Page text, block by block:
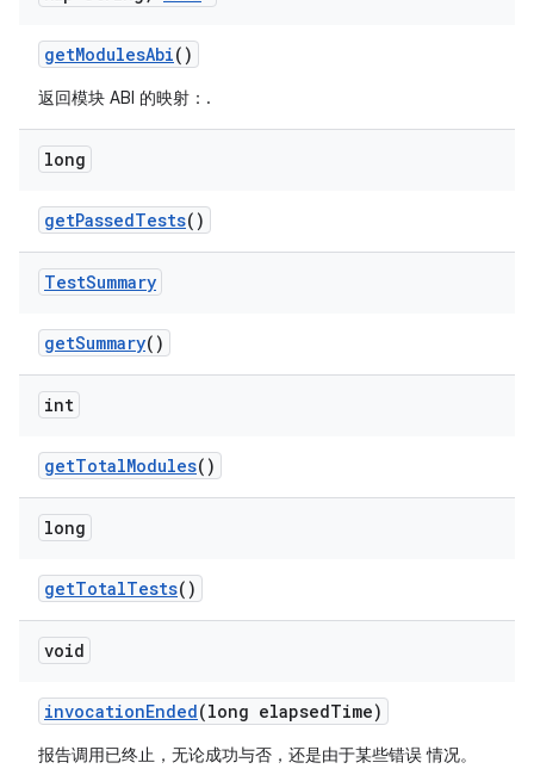
getModulesAbi()
返回模块 ABI 的映射： .
long
getPassedTests()
TestSummary
getSummary()
int
getTotalModules()
long
getTotalTests()
void
invocationEnded(long elapsedTime)
报告调用已终止，无论成功与否，还是由于某些错误 情况。